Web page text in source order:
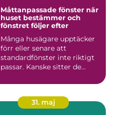
Måttanpassade fönster när
huset bestämmer och
fönstret följer efter
Många husägare upptäcker
förr eller senare att
standardfönster inte riktigt
passar. Kanske sitter de...
31. maj